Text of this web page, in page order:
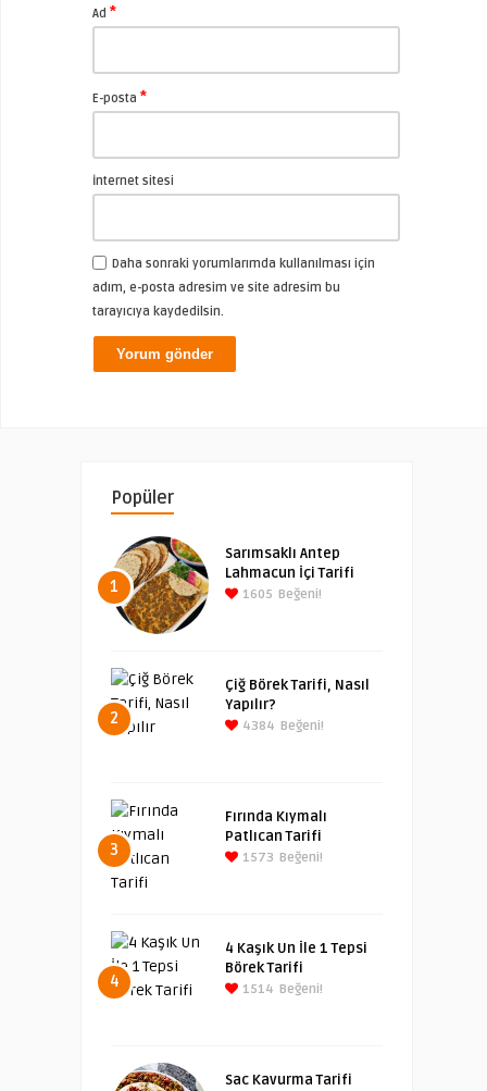
Ad *
E-posta *
İnternet sitesi
Daha sonraki yorumlarımda kullanılması için
adım, e-posta adresim ve site adresim bu
tarayıcıya kaydedilsin.
Popüler
1
Sarımsaklı Antep
Lahmacun İçi Tarifi
1605 Beğeni!
2
Çiğ Börek Tarifi, Nasıl
Yapılır?
4384 Beğeni!
3
Fırında Kıymalı
Patlıcan Tarifi
1573 Beğeni!
4
4 Kaşık Un İle 1 Tepsi
Börek Tarifi
1514 Beğeni!
Sac Kavurma Tarifi